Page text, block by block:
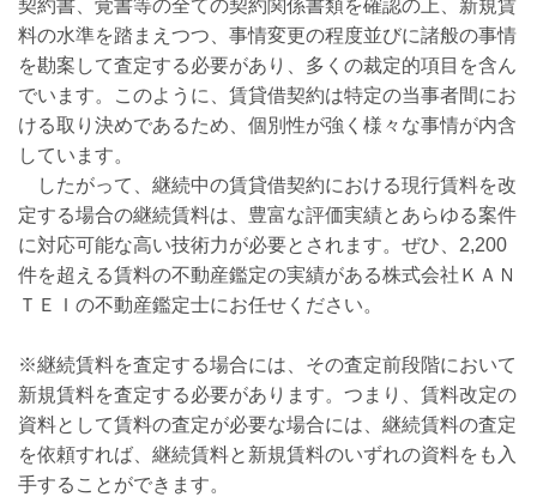
契約書、覚書等の全ての契約関係書類を確認の上、新規賃
料の水準を踏まえつつ、事情変更の程度並びに諸般の事情
を勘案して査定する必要があり、多くの裁定的項目を含ん
でいます。このように、賃貸借契約は特定の当事者間にお
ける取り決めであるため、個別性が強く様々な事情が内含
しています。
したがって、継続中の賃貸借契約における現行賃料を改
定する場合の継続賃料は、豊富な評価実績とあらゆる案件
に対応可能な高い技術力が必要とされます。ぜひ、 2,200
件を超える賃料の不動産鑑定の実績がある株式会社ＫＡＮ
ＴＥＩの不動産鑑定士にお任せください。
※継続賃料を査定する場合には、その査定前段階において
新規賃料を査定する必要があります。つまり、賃料改定の
資料として賃料の査定が必要な場合には、継続賃料の査定
を依頼すれば、継続賃料と新規賃料のいずれの資料をも入
手することができます。